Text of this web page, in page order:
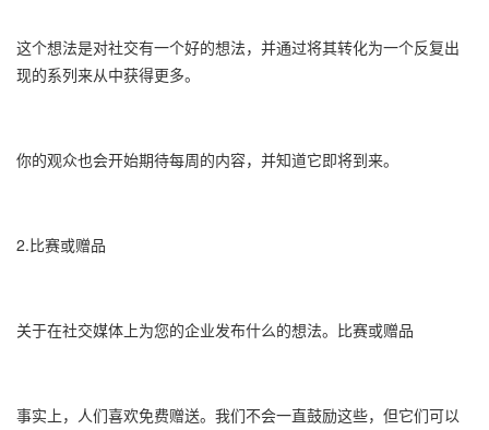
这个想法是对社交有一个好的想法，并通过将其转化为一个反复出
现的系列来从中获得更多。
你的观众也会开始期待每周的内容，并知道它即将到来。
2.比赛或赠品
关于在社交媒体上为您的企业发布什么的想法。比赛或赠品
事实上，人们喜欢免费赠送。我们不会一直鼓励这些，但它们可以